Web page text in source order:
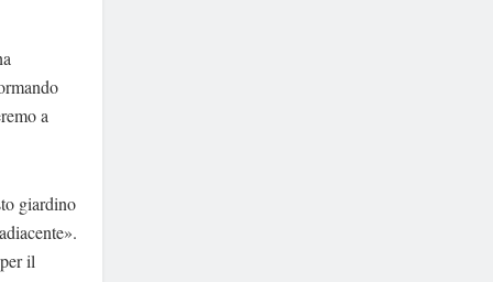
a
giardino
il